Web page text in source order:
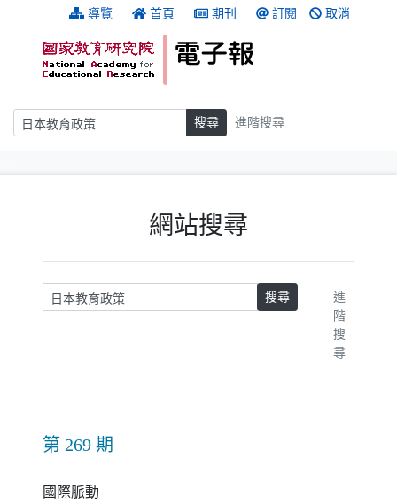
跳到主要內容 導覽 首頁 期刊 訂閱 取消
搜尋 搜尋 進階搜尋
網站搜尋
請輸入關鍵字 搜尋
進
階
搜
尋
第 269 期
國際脈動